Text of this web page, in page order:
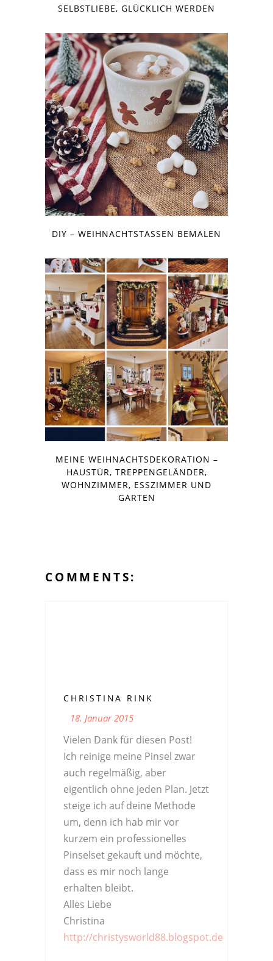
SELBSTLIEBE, GLÜCKLICH WERDEN
DIY – WEIHNACHTSTASSEN BEMALEN
MEINE WEIHNACHTSDEKORATION –
HAUSTÜR, TREPPENGELÄNDER,
WOHNZIMMER, ESSZIMMER UND
GARTEN
COMMENTS:
CHRISTINA RINK
18. Januar 2015
Vielen Dank für diesen Post!
Ich reinige meine Pinsel zwar
auch regelmäßig, aber
eigentlich ohne jeden Plan. Jetzt
steige ich auf deine Methode
um, denn ich hab mir vor
kurzem ein professionelles
Pinselset gekauft und möchte,
dass es mir noch lange
erhalten bleibt.
Alles Liebe
Christina
http://christysworld88.blogspot.de